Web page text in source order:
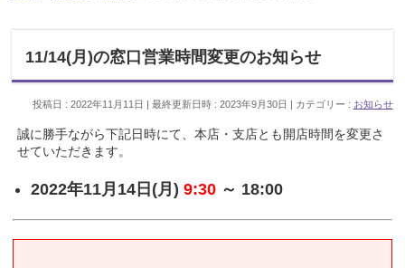
11/14(月)の窓口営業時間変更のお知らせ
投稿日 : 2022年11月11日 最終更新日時 : 2023年9月30日 カテゴリー : お知らせ
誠に勝手ながら下記日時にて、本店・支店とも開店時間を変更さ
せていただきます。
2022年11月14日(月)9:30 ～ 18:00